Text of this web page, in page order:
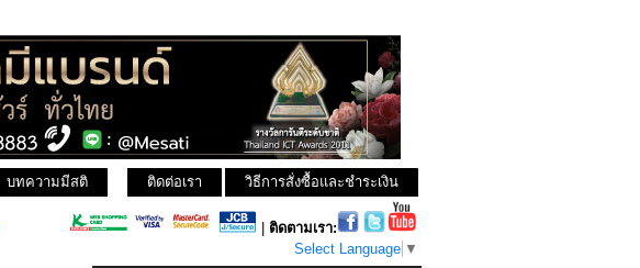
บทความมีสติ วิธีการสั่งซื้อและชำระเงิน
ติดต่อเรา
ติดตามเรา:
Select Language ▼